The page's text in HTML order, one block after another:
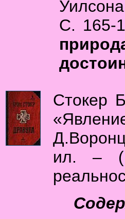
С. 165-
Стокер
ил. –